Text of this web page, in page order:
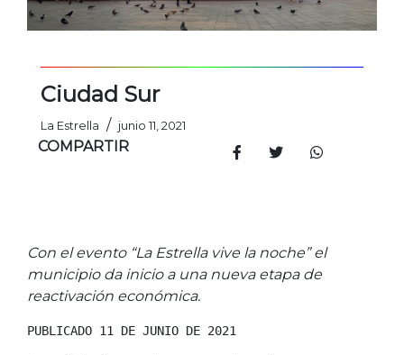
Ciudad Sur
La Estrella / junio 11, 2021
COMPARTIR
Con el evento “La Estrella vive la noche” el
municipio da inicio a una nueva etapa de
reactivación económica.
PUBLICADO 11 DE JUNIO DE 2021